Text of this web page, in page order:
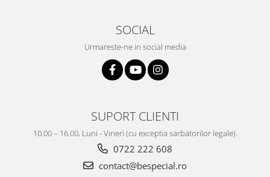
SOCIAL
Urmareste-ne in social media
SUPORT CLIENTI
10.00 – 16.00, Luni - Vineri (cu exceptia sarbatorilor legale).
0722 222 608
contact@bespecial.ro